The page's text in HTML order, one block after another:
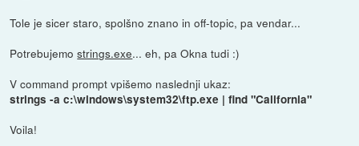
Tole je sicer staro, spolšno znano in off-topic, pa vendar...
Potrebujemostrings.exe... eh, pa Okna tudi :)
V command prompt vpišemo naslednji ukaz:
strings -a c:\windows\system32\ftp.exe | find "California"
Voila!